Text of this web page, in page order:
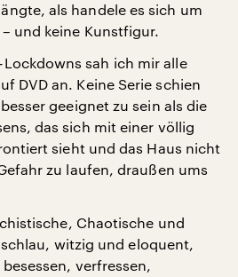
als handele es sich um
und keine Kunstfigur.
sah ich mir alle
DVD an. Keine Serie schien
geeignet zu sein als die
das sich mit einer völlig
sieht und das Haus nicht
zu laufen, draußen ums
Chaotische und
witzig und eloquent,
verfressen,